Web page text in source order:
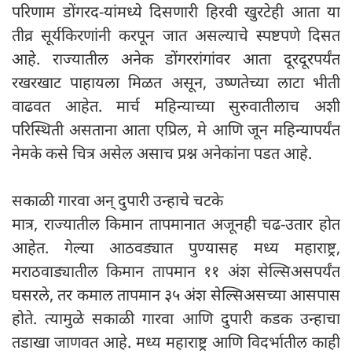
परिणाम डोंगरद-यांमध्ये दिसणारी हिरवी खुरटेही आता या
तीव्र सूर्यकिरणांनी करपून जात असल्याचे स्पष्टपणे दिसत
आहे. राज्यातील अनेक डोंगररांगांवर आता दूरदूरपर्यंत
रखरखाट पाहायला मिळत असून, उष्णतेच्या लाटा भीती
वाढवत आहेत. मार्च महिन्याच्या सुरुवातीलाच अशी
परिस्थिती असताना आता एप्रिल, मे आणि जून महिन्यापर्यंत
नेमके कसे चित्र असेल असाच प्रश्न अनेकांना पडत आहे.
सकाळी गारवा अन् दुपारी उन्हाचे चटके
मात्र, राज्यातील किमान तापमानात अजूनही चढ-उतार होत
आहेत. गेल्या आठवड्यात पुण्यासह मध्य महाराष्ट्र,
मराठवाड्यातील किमान तापमान ११ अंश सेल्सिअसपर्यंत
घसरले, तर कमाल तापमान ३५ अंश सेल्सिअसच्या आसपास
होते. त्यामुळे सकाळी गारवा आणि दुपारी कडक उन्हाचा
तडाखा जाणवत आहे. मध्य महाराष्ट्र आणि विदर्भातील काही